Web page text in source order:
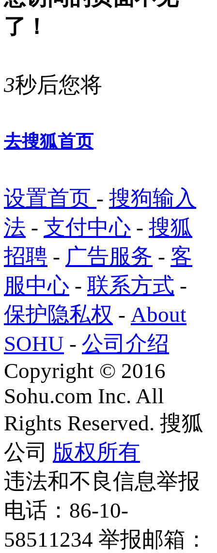
了！
3秒后您将
去搜狐首页
设置首页 - 搜狗输入
法 - 支付中心 - 搜狐
招聘 - 广告服务 - 客
服中心 - 联系方式 -
保护隐私权 - About
SOHU - 公司介绍
Copyright © 2016
Sohu.com Inc. All
Rights Reserved. 搜狐
公司 版权所有
违法和不良信息举报
电话：86-10-
58511234 举报邮箱：